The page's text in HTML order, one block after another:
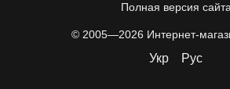
Полная версия сайта
© 2005—2026 Интернет-
Укр Рус